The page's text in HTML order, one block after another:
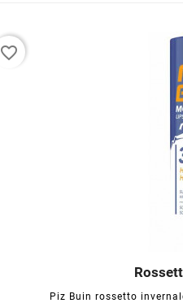
favorite_border
Piz Buin rossetto
